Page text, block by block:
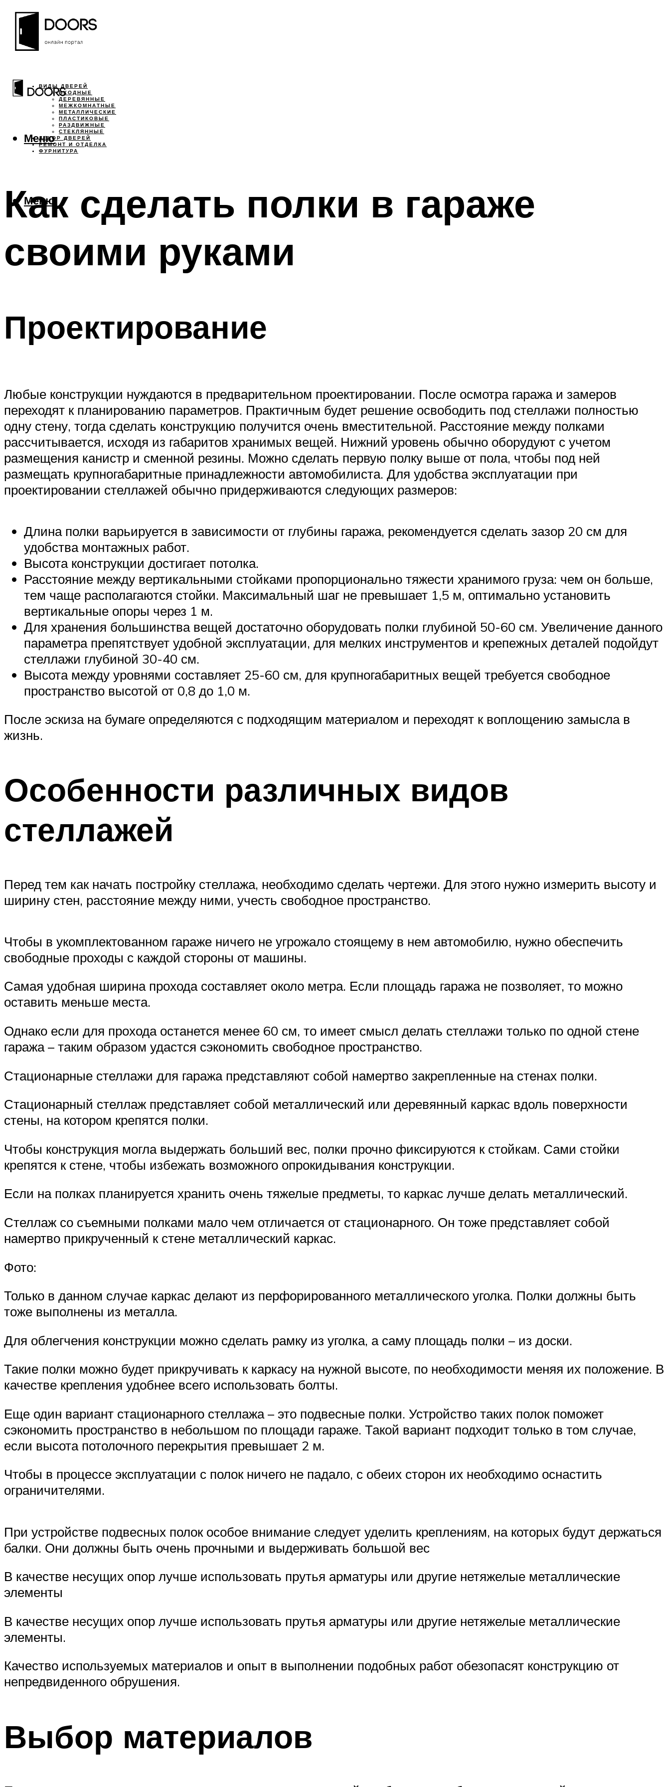
ВИДЫ ДВЕРЕЙ
ВХОДНЫЕ
ДЕРЕВЯННЫЕ
МЕЖКОМНАТНЫЕ
МЕТАЛЛИЧЕСКИЕ
ПЛАСТИКОВЫЕ
РАЗДВИЖНЫЕ
СТЕКЛЯННЫЕ
ДЕКОР ДВЕРЕЙ
РЕМОНТ И ОТДЕЛКА
ФУРНИТУРА
Меню
Меню
Как сделать полки в гараже
своими руками
Проектирование
Любые конструкции нуждаются в предварительном проектировании. После осмотра гаража и замеров
переходят к планированию параметров. Практичным будет решение освободить под стеллажи полностью
одну стену, тогда сделать конструкцию получится очень вместительной. Расстояние между полками
рассчитывается, исходя из габаритов хранимых вещей. Нижний уровень обычно оборудуют с учетом
размещения канистр и сменной резины. Можно сделать первую полку выше от пола, чтобы под ней
размещать крупногабаритные принадлежности автомобилиста. Для удобства эксплуатации при
проектировании стеллажей обычно придерживаются следующих размеров:
Длина полки варьируется в зависимости от глубины гаража, рекомендуется сделать зазор 20 см для
удобства монтажных работ.
Высота конструкции достигает потолка.
Расстояние между вертикальными стойками пропорционально тяжести хранимого груза: чем он больше,
тем чаще располагаются стойки. Максимальный шаг не превышает 1,5 м, оптимально установить
вертикальные опоры через 1 м.
Для хранения большинства вещей достаточно оборудовать полки глубиной 50-60 см. Увеличение данного
параметра препятствует удобной эксплуатации, для мелких инструментов и крепежных деталей подойдут
стеллажи глубиной 30-40 см.
Высота между уровнями составляет 25-60 см, для крупногабаритных вещей требуется свободное
пространство высотой от 0,8 до 1,0 м.
После эскиза на бумаге определяются с подходящим материалом и переходят к воплощению замысла в
жизнь.
Особенности различных видов
стеллажей
Перед тем как начать постройку стеллажа, необходимо сделать чертежи. Для этого нужно измерить высоту и
ширину стен, расстояние между ними, учесть свободное пространство.
Чтобы в укомплектованном гараже ничего не угрожало стоящему в нем автомобилю, нужно обеспечить
свободные проходы с каждой стороны от машины.
Самая удобная ширина прохода составляет около метра. Если площадь гаража не позволяет, то можно
оставить меньше места.
Однако если для прохода останется менее 60 см, то имеет смысл делать стеллажи только по одной стене
гаража – таким образом удастся сэкономить свободное пространство.
Стационарные стеллажи для гаража представляют собой намертво закрепленные на стенах полки.
Стационарный стеллаж представляет собой металлический или деревянный каркас вдоль поверхности
стены, на котором крепятся полки.
Чтобы конструкция могла выдержать больший вес, полки прочно фиксируются к стойкам. Сами стойки
крепятся к стене, чтобы избежать возможного опрокидывания конструкции.
Если на полках планируется хранить очень тяжелые предметы, то каркас лучше делать металлический.
Стеллаж со съемными полками мало чем отличается от стационарного. Он тоже представляет собой
намертво прикрученный к стене металлический каркас.
Фото:
Только в данном случае каркас делают из перфорированного металлического уголка. Полки должны быть
тоже выполнены из металла.
Для облегчения конструкции можно сделать рамку из уголка, а саму площадь полки – из доски.
Такие полки можно будет прикручивать к каркасу на нужной высоте, по необходимости меняя их положение. В
качестве крепления удобнее всего использовать болты.
Еще один вариант стационарного стеллажа – это подвесные полки. Устройство таких полок поможет
сэкономить пространство в небольшом по площади гараже. Такой вариант подходит только в том случае,
если высота потолочного перекрытия превышает 2 м.
Чтобы в процессе эксплуатации с полок ничего не падало, с обеих сторон их необходимо оснастить
ограничителями.
При устройстве подвесных полок особое внимание следует уделить креплениям, на которых будут держаться
балки. Они должны быть очень прочными и выдерживать большой вес
В качестве несущих опор лучше использовать прутья арматуры или другие нетяжелые металлические
элементы
В качестве несущих опор лучше использовать прутья арматуры или другие нетяжелые металлические
элементы.
Качество используемых материалов и опыт в выполнении подобных работ обезопасят конструкцию от
непредвиденного обрушения.
Выбор материалов